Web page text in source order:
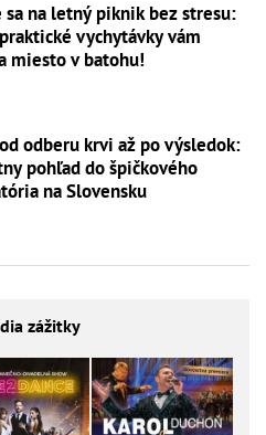
sa na letný piknik bez stresu:
vychytávky vám
miesto v batohu!
odberu krvi až po výsledok:
pohľad do špičkového
na Slovensku
zážitky